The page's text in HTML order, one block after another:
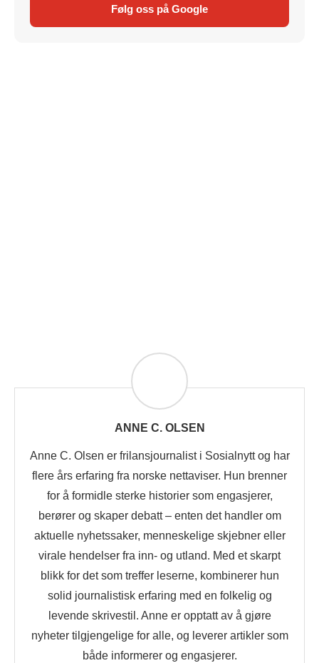
Følg oss på Google
ANNE C. OLSEN
Anne C. Olsen er frilansjournalist i Sosialnytt og har
flere års erfaring fra norske nettaviser. Hun brenner
for å formidle sterke historier som engasjerer,
berører og skaper debatt – enten det handler om
aktuelle nyhetssaker, menneskelige skjebner eller
virale hendelser fra inn- og utland. Med et skarpt
blikk for det som treffer leserne, kombinerer hun
solid journalistisk erfaring med en folkelig og
levende skrivestil. Anne er opptatt av å gjøre
nyheter tilgjengelige for alle, og leverer artikler som
både informerer og engasjerer.